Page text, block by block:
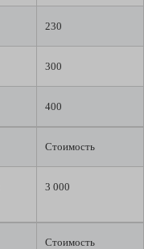
230
300
400
Стоимость
3 000
Стоимость